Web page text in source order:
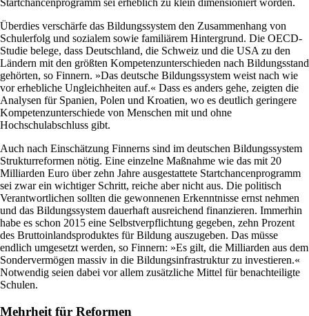
Startchancenprogramm sei erheblich zu klein dimensioniert worden.
Überdies verschärfe das Bildungssystem den Zusammenhang von
Schulerfolg und sozialem sowie familiärem Hintergrund. Die OECD-
Studie belege, dass Deutschland, die Schweiz und die USA zu den
Ländern mit den größten Kompetenzunterschieden nach Bildungsstand
gehörten, so Finnern. »Das deutsche Bildungssystem weist nach wie
vor erhebliche Ungleichheiten auf.« Dass es anders gehe, zeigten die
Analysen für Spanien, Polen und Kroatien, wo es deutlich geringere
Kompetenzunterschiede von Menschen mit und ohne
Hochschulabschluss gibt.
Auch nach Einschätzung Finnerns sind im deutschen Bildungssystem
Strukturreformen nötig. Eine einzelne Maßnahme wie das mit 20
Milliarden Euro über zehn Jahre ausgestattete Startchancenprogramm
sei zwar ein wichtiger Schritt, reiche aber nicht aus. Die politisch
Verantwortlichen sollten die gewonnenen Erkenntnisse ernst nehmen
und das Bildungssystem dauerhaft ausreichend finanzieren. Immerhin
habe es schon 2015 eine Selbstverpflichtung gegeben, zehn Prozent
des Bruttoinlandsproduktes für Bildung auszugeben. Das müsse
endlich umgesetzt werden, so Finnern: »Es gilt, die Milliarden aus dem
Sondervermögen massiv in die Bildungsinfrastruktur zu investieren.«
Notwendig seien dabei vor allem zusätzliche Mittel für benachteiligte
Schulen.
Mehrheit für Reformen